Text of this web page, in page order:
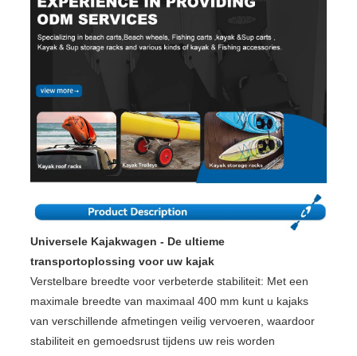
Universele Kajakwagen - De ultieme
transportoplossing voor uw kajak
Verstelbare breedte voor verbeterde stabiliteit: Met een
maximale breedte van maximaal 400 mm kunt u kajaks
van verschillende afmetingen veilig vervoeren, waardoor
stabiliteit en gemoedsrust tijdens uw reis worden